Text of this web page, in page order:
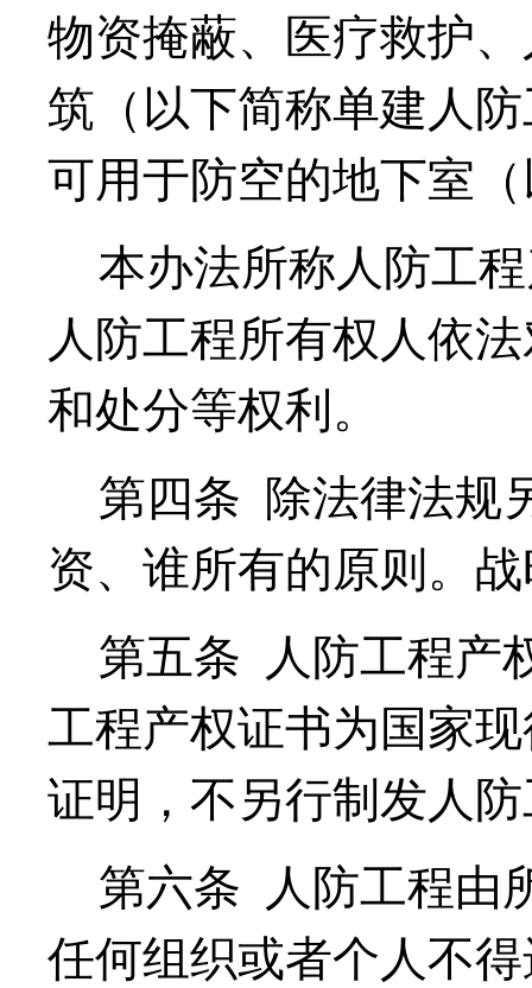
物资掩蔽、医疗救护
筑（以下简称单建人
可用于防空的地下室
本办法所称人防工
人防工程所有权人依
和处分等权利。
第四条 除法律法规
资、谁所有的原则。
第五条
人防工程产
工程产权证书为国家
证明，不另行制发人
第六条
人防工程由
任何组织或者个人不